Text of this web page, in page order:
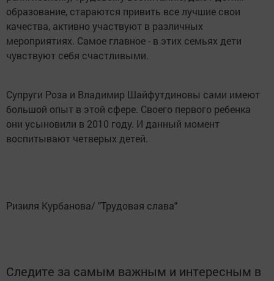
образование, стараются привить все лучшие свои
качества, активно участвуют в различных
мероприятиях. Самое главное - в этих семьях дети
чувствуют себя счастливыми.
Супруги Роза и Владимир Шайфутдиновы сами имеют
большой опыт в этой сфере. Своего первого ребенка
они усыновили в 2010 году. И данный момент
воспитывают четверых детей.
Ризиля Курбанова/ "Трудовая слава"
Следите за самым важным и интересным в